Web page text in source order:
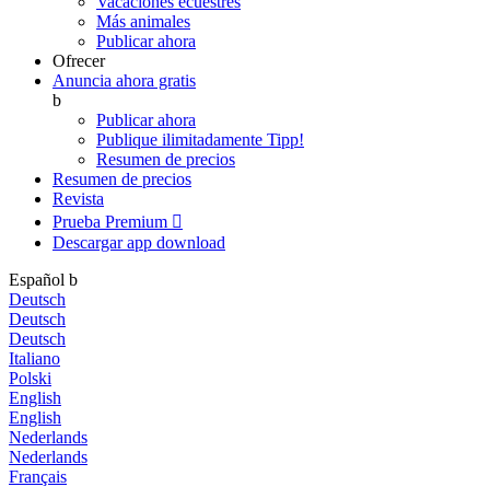
Más animales
Publicar ahora
Ofrecer
Anuncia ahora gratis
b
Publicar ahora
Publique ilimitadamente Tipp!
Resumen de precios
Resumen de precios
Revista
Prueba Premium 
Descargar app download
Español b
Deutsch
Deutsch
Deutsch
Italiano
Polski
English
English
Nederlands
Nederlands
Français